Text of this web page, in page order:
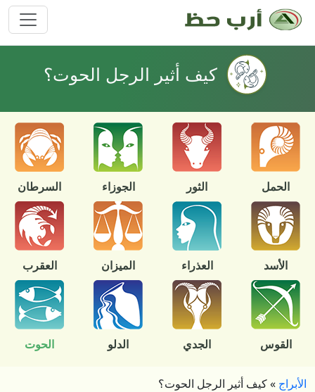
كيف أثير الرجل الحوت؟
الحمل الثور الجوزاء السرطان
الأسد العذراء الميزان العقرب
القوس الجدي الدلو الحوت
الأبراج »كيف أثير الرجل الحوت؟